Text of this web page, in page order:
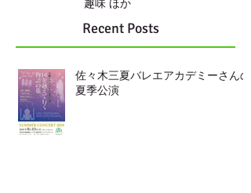
趣味 ほか
Recent Posts
佐々木三夏バレエアカデミーさんの
夏季公演